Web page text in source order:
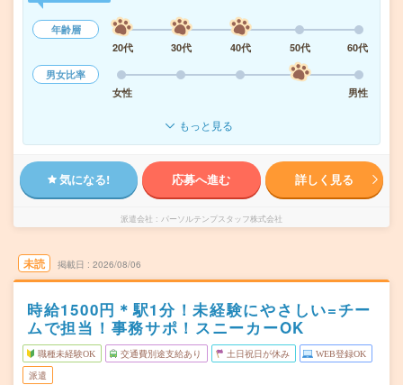
年齢層
20代
30代 40代 50代
60代
男女比率
女性
男性
もっと見る
気になる! 応募へ進む 詳しく見る
派遣会社 パーソルテンプスタッフ株式会社
未読 掲載日 2026/08/06
時給1500円＊駅1分！未経験にやさしい=チー
ムで担当！事務サポ！スニーカーOK
職種未経験OK 交通費別途支給あり 土日祝日が休み WEB登録OK
派遣